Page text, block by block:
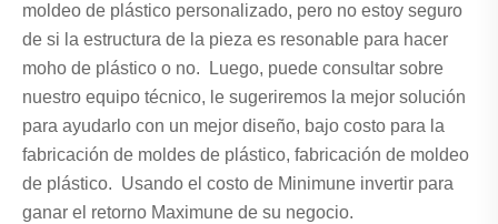
moldeo de plástico personalizado, pero no estoy seguro
de si la estructura de la pieza es resonable para hacer
moho de plástico o no. Luego, puede consultar sobre
nuestro equipo técnico, le sugeriremos la mejor solución
para ayudarlo con un mejor diseño, bajo costo para la
fabricación de moldes de plástico, fabricación de moldeo
de plástico. Usando el costo de Minimune invertir para
ganar el retorno Maximune de su negocio.